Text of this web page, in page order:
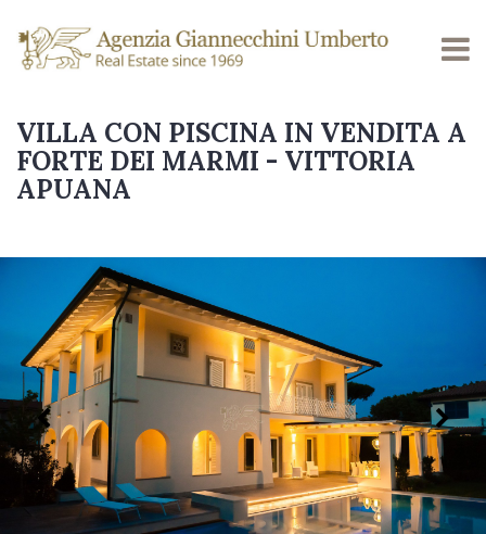
VILLA CON PISCINA IN VENDITA A
FORTE DEI MARMI - VITTORIA
APUANA